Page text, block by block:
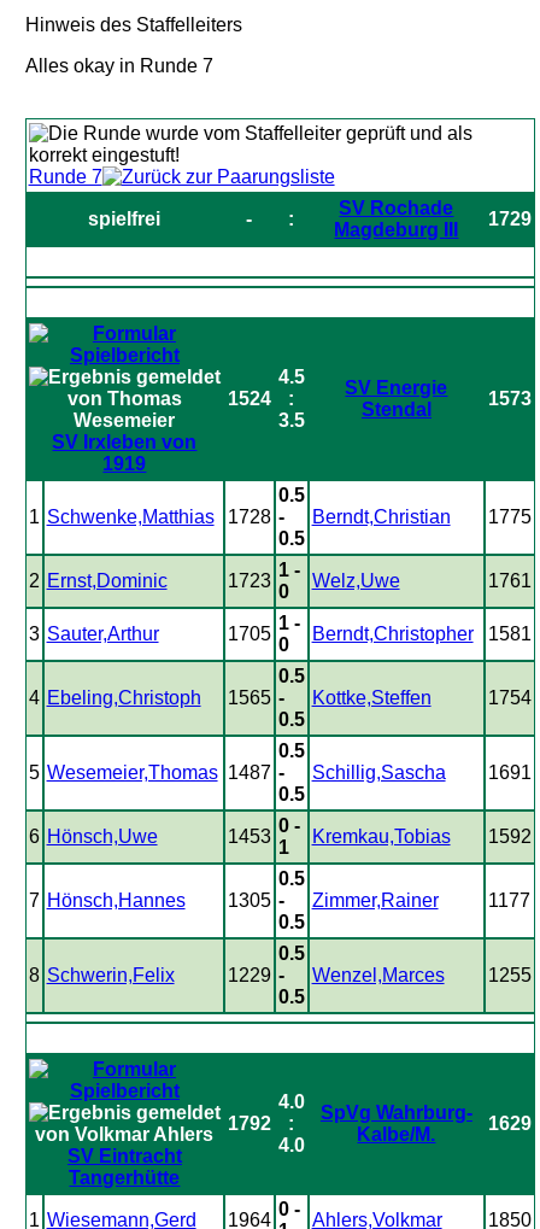
Hinweis des Staffelleiters
Alles okay in Runde 7
Runde 7
spielfrei - :
SV Rochade
Magdeburg III
1729
SV Irxleben von
1919
1524
4.5
:
3.5
SV Energie
Stendal
1573
1 Schwenke,Matthias 1728
0.5
-
0.5
Berndt,Christian 1775
2 Ernst,Dominic 1723
1 -
0
Welz,Uwe 1761
3 Sauter,Arthur 1705
1 -
0
Berndt,Christopher 1581
4 Ebeling,Christoph 1565
0.5
-
0.5
Kottke,Steffen 1754
5 Wesemeier,Thomas 1487
0.5
-
0.5
Schillig,Sascha 1691
6 Hönsch,Uwe 1453
0 -
1
Kremkau,Tobias 1592
7 Hönsch,Hannes 1305
0.5
-
0.5
Zimmer,Rainer 1177
8 Schwerin,Felix 1229
0.5
-
0.5
Wenzel,Marces 1255
SV Eintracht
Tangerhütte
1792
4.0
:
4.0
SpVg Wahrburg-
Kalbe/M.
1629
1 Wiesemann,Gerd 1964
0 -
Ahlers,Volkmar 1850